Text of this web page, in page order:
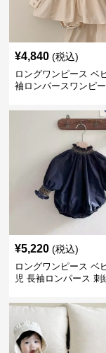
¥4,840 (税込)
ロングワンピース ベ
袖ロンパースワンピ
¥5,220 (税込)
ロングワンピース ベ
児 長袖ロンパース 刺